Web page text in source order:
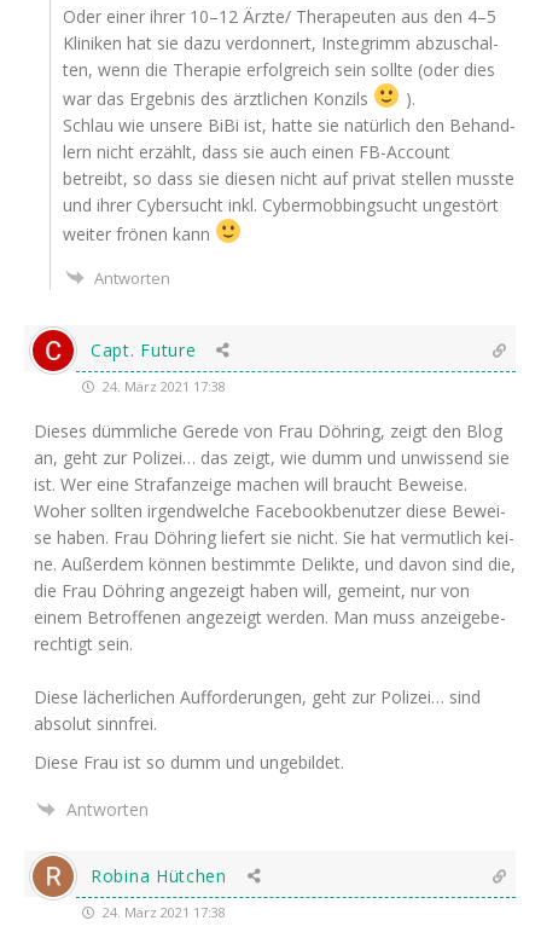
Oder einer ihrer 10–12 Ärzte/ The­ra­peu­ten aus den 4–5
Kli­ni­ken hat sie dazu ver­don­nert, Insteg­rimm abzu­schal­
ten, wenn die The­ra­pie erfolg­reich sein soll­te (oder dies
war das Ergeb­nis des ärzt­li­chen Konzils
).
Schlau wie unse­re BiBi ist, hat­te sie natür­lich den Behand­
lern nicht erzählt, dass sie auch einen FB-Account
betreibt, so dass sie die­sen nicht auf pri­vat stel­len muss­te
und ihrer Cyber­sucht inkl. Cyber­mob­bing­sucht unge­stört
wei­ter frö­nen kann
Antworten
Capt. Future
24. März 2021 17:38
Die­ses dümm­li­che Gere­de von Frau Döh­ring, zeigt den Blog
an, geht zur Poli­zei… das zeigt, wie dumm und unwis­send sie
ist. Wer eine Straf­an­zei­ge machen will braucht Bewei­se.
Woher soll­ten irgend­wel­che Face­book­be­nut­zer die­se Bewei­
se haben. Frau Döh­ring lie­fert sie nicht. Sie hat ver­mut­lich kei­
ne. Außer­dem kön­nen bestimm­te Delik­te, und davon sind die,
die Frau Döh­ring ange­zeigt haben will, gemeint, nur von
einem Betrof­fe­nen ange­zeigt wer­den. Man muss anzei­ge­be­
rech­tigt sein.
Die­se lächer­li­chen Auf­for­de­run­gen, geht zur Poli­zei… sind
abso­lut sinnfrei.
Die­se Frau ist so dumm und ungebildet.
Antworten
Robina Hütchen
24. März 2021 17:38